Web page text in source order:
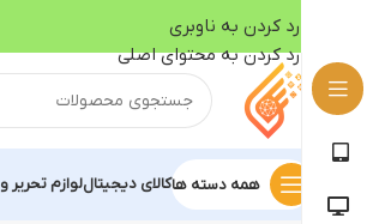
رد کردن به ناوبری
رد کردن به محتوای اصلی
همه دسته هاکالای دیجیتاللوازم تحریر